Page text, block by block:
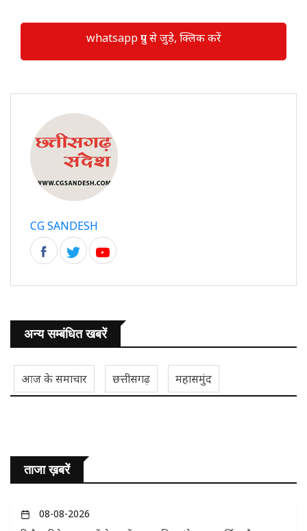
whatsapp ग्रुप से जुड़े, क्लिक करें
CG SANDESH
अन्य सम्बंधित खबरें
आज के समाचार छत्तीसगढ़ महासमुंद
ताजा ख़बरें
08-08-2026